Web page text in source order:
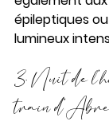
épileptiques
lumineux
3. Nuit de
train